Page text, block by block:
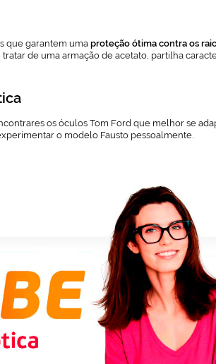
que garantem umaproteção ótima contra os
de uma armação de acetato, partilha
os óculos Tom Ford que melhor se
o modelo Fausto pessoalmente.